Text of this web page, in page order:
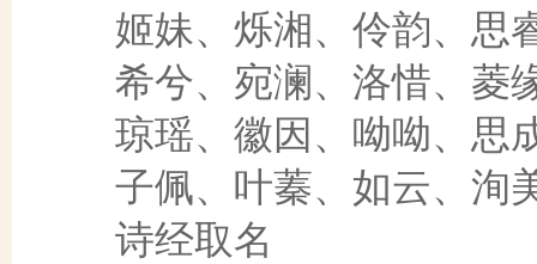
姬妹、烁湘、伶韵、思
希兮、宛澜、洛惜、菱
琼瑶、徽因、呦呦、思
子佩、叶蓁、如云、洵
诗经取名